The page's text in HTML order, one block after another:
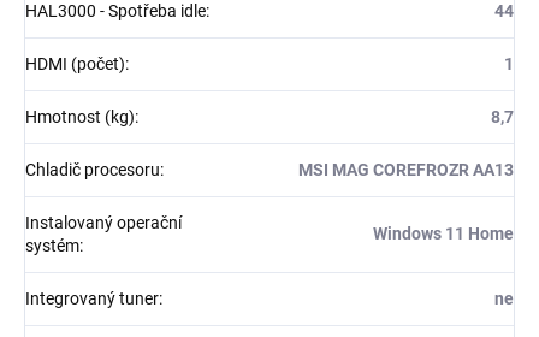
HAL3000 - Spotřeba idle: 44
HDMI (počet): 1
Hmotnost (kg): 8,7
Chladič procesoru: MSI MAG COREFROZR AA13
Instalovaný operační
systém:
Windows 11 Home
Integrovaný tuner: ne